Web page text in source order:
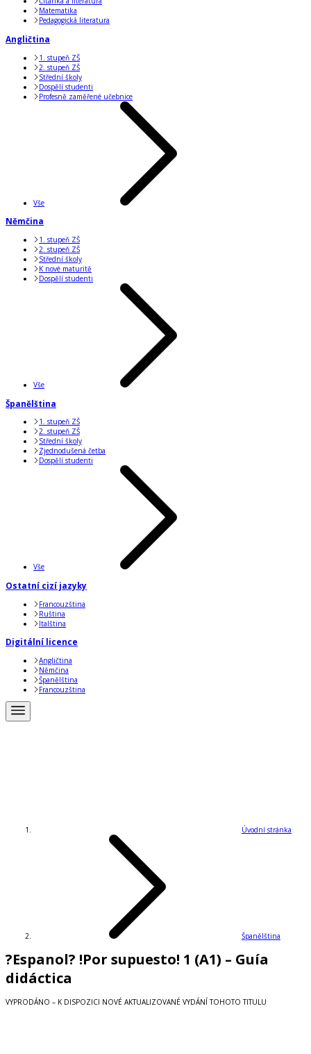
Matematika
Pedagogická literatura
Angličtina
1. stupeň ZŠ
2. stupeň ZŠ
Střední školy
Dospělí studenti
Profesně zaměřené učebnice
Vše
Němčina
1. stupeň ZŠ
2. stupeň ZŠ
Střední školy
K nové maturitě
Dospělí studenti
Vše
Španělština
1. stupeň ZŠ
2. stupeň ZŠ
Střední školy
Zjednodušená četba
Dospělí studenti
Vše
Ostatní cizí jazyky
Francouzština
Ruština
Italština
Digitální licence
Angličtina
Němčina
Španělština
Francouzština
Úvodní stránka
Španělština
?Espanol? !Por supuesto! 1 (A1) – Guía
didáctica
VYPRODÁNO – K DISPOZICI NOVÉ AKTUALIZOVANÉ VYDÁNÍ TOHOTO TITULU